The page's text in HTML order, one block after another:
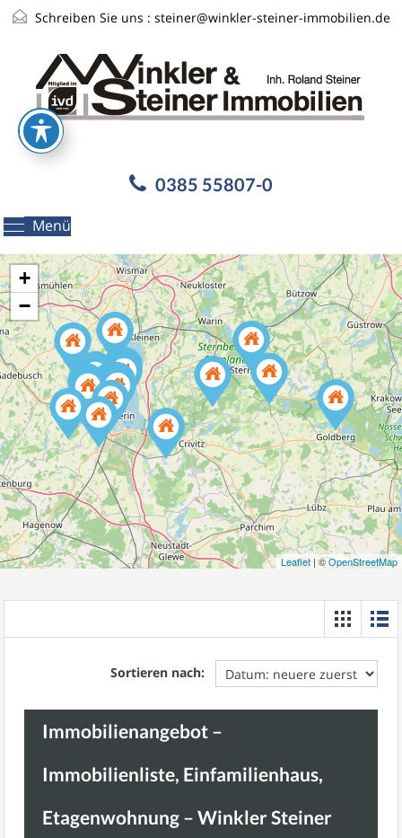
Schreiben Sie uns : steiner@winkler-steiner-immobilien.de
0385 55807-0
Menü
+
−
Leaflet | ©OpenStreetMap
Sortieren nach:
Immobilienangebot –
Immobilienliste, Einfamilienhaus,
Etagenwohnung – Winkler Steiner